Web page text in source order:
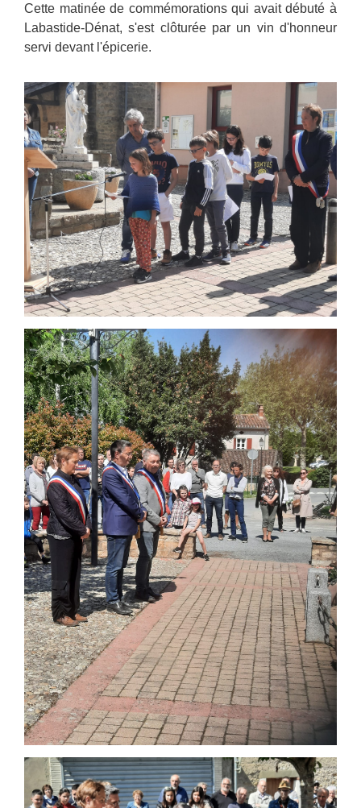
Cette matinée de commémorations qui avait débuté à
Labastide-Dénat, s'est clôturée par un vin d'honneur
servi devant l'épicerie.